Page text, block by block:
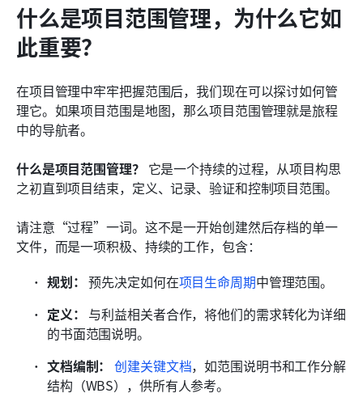
什么是项目范围管理，为什么它如
此重要？
在项目管理中牢牢把握范围后，我们现在可以探讨如何管
理它。如果项目范围是地图，那么项目范围管理就是旅程
中的导航者。
什么是项目范围管理？ 它是一个持续的过程，从项目构思
之初直到项目结束，定义、记录、验证和控制项目范围。
请注意“过程”一词。这不是一开始创建然后存档的单一
文件，而是一项积极、持续的工作，包含：
规划： 预先决定如何在项目生命周期中管理范围。
定义： 与利益相关者合作，将他们的需求转化为详细
的书面范围说明。
文档编制： 创建关键文档，如范围说明书和工作分解
结构（WBS），供所有人参考。